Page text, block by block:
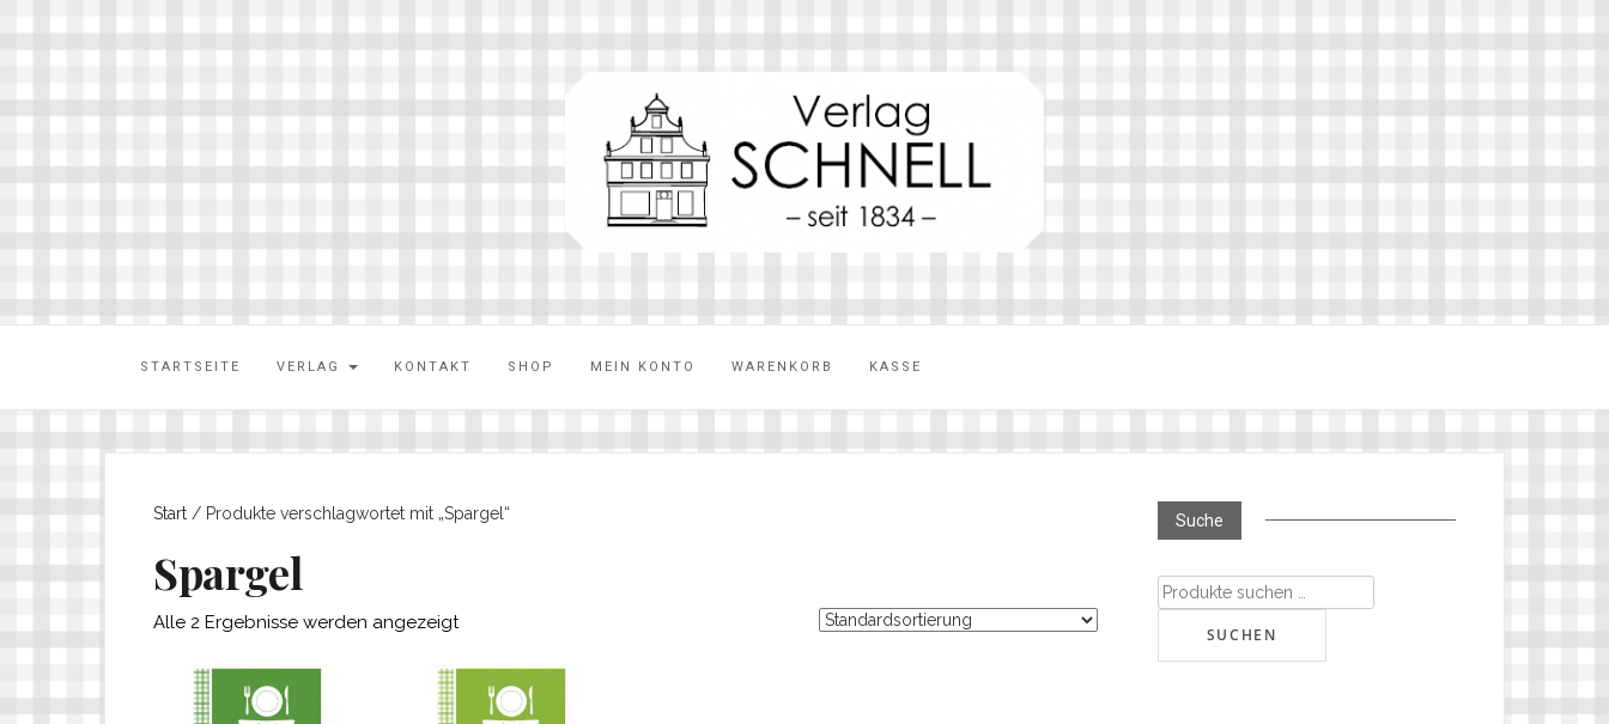
STARTSEITE VERLAG KONTAKT SHOP MEIN KONTO WARENKORB KASSE
Start / Produkte verschlagwortet mit „Spargel“
Spargel
Alle 2 Ergebnisse werden angezeigt
Suche
Suchen
nach:
SUCHEN